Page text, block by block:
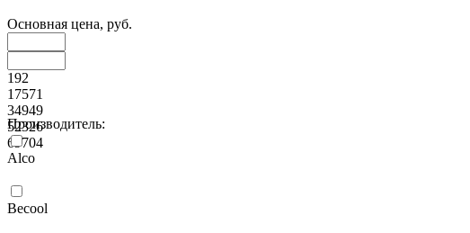
Основная цена, руб.
192
17571
34949
52326
69704
Производитель:
Alco
Becool